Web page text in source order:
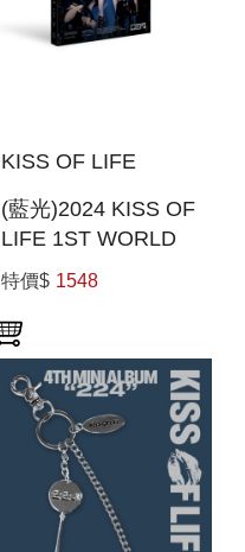
KISS OF LIFE
(藍光)2024 KISS OF
LIFE 1ST WORLD
TOUR [KISS ROAD]
IN SEOUL(韓國進口
版)
特價$ 1548